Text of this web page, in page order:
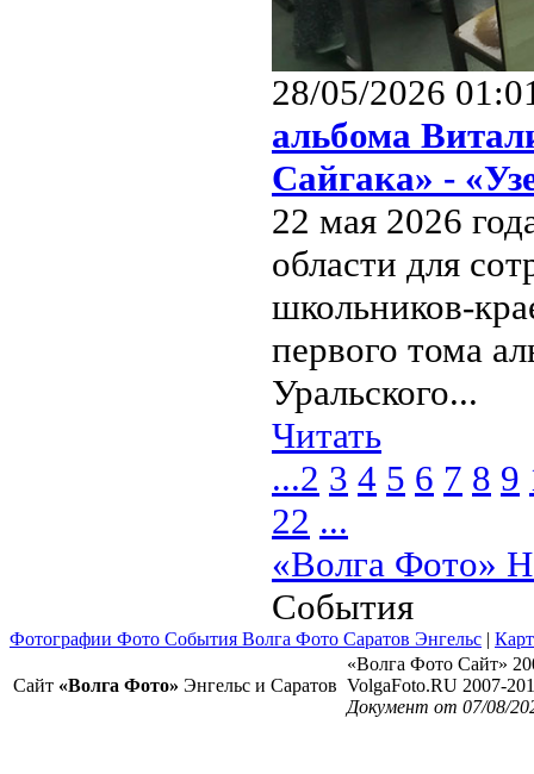
28/05/2026
альбома
Сайгака» -
22 мая 2026
области для
школьников-
первого тома
Уральского...
Читать
...2 3 4 5 6 7 8 9
22 ...
«Волга Фото»
События
Фотографии Фото События Волга Фото Саратов Энгельс |
Сайт «Волга Фото» Энгельс и Саратов
«Волга Фото Сайт»
VolgaFoto.RU 2007-
Документ от 07/08/